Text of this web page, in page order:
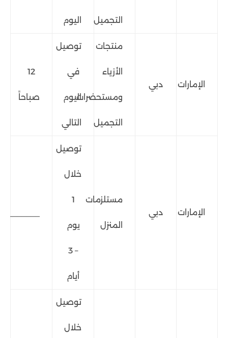
التجميل اليوم
الإمارات دبي
منتجات
الأزياء
ومستحضرات
التجميل
توصيل
في
اليوم
التالي
12
صباحاً
الإمارات دبي
مستلزمات
المنزل
توصيل
خلال
1
يوم
– 3
أيام
توصيل
خلال